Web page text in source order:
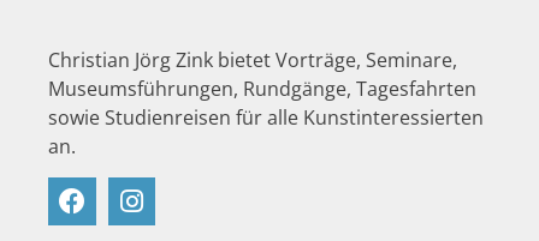
Christian Jörg Zink bietet Vorträge, Seminare,
Museumsführungen, Rundgänge, Tagesfahrten
sowie Studienreisen für alle Kunstinteressierten
an.